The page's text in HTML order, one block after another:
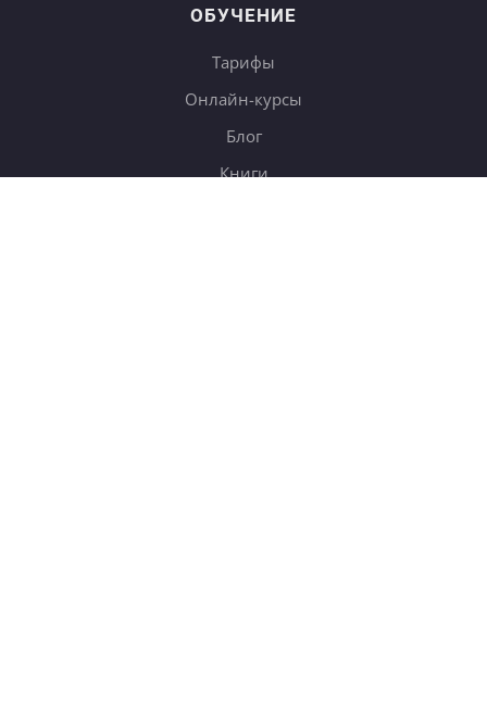
ОБУЧЕНИЕ
Тарифы
Онлайн-курсы
Блог
Книги